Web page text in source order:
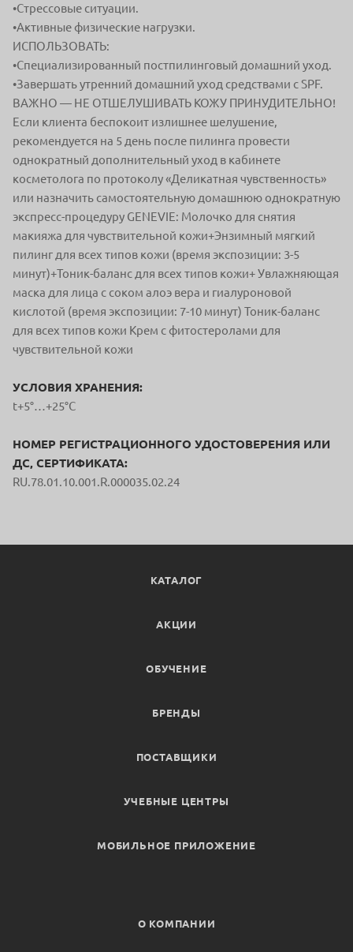
•Стрессовые ситуации.
•Активные физические нагрузки.
ИСПОЛЬЗОВАТЬ:
•Специализированный постпилинговый домашний уход.
•Завершать утренний домашний уход средствами с SPF.
ВАЖНО — НЕ ОТШЕЛУШИВАТЬ КОЖУ ПРИНУДИТЕЛЬНО!
Если клиента беспокоит излишнее шелушение,
рекомендуется на 5 день после пилинга провести
однократный дополнительный уход в кабинете
косметолога по протоколу «Деликатная чувственность»
или назначить самостоятельную домашнюю однократную
экспресс-процедуру GENEVIE: Молочко для снятия
макияжа для чувствительной кожи+Энзимный мягкий
пилинг для всех типов кожи (время экспозиции: 3-5
минут)+Тоник-баланс для всех типов кожи+ Увлажняющая
маска для лица с соком алоэ вера и гиалуроновой
кислотой (время экспозиции: 7-10 минут) Тоник-баланс
для всех типов кожи Крем с фитостеролами для
чувствительной кожи
УСЛОВИЯ ХРАНЕНИЯ:
t+5°…+25°C
НОМЕР РЕГИСТРАЦИОННОГО УДОСТОВЕРЕНИЯ ИЛИ
ДС, СЕРТИФИКАТА:
RU.78.01.10.001.R.000035.02.24
КАТАЛОГ
АКЦИИ
ОБУЧЕНИЕ
БРЕНДЫ
ПОСТАВЩИКИ
УЧЕБНЫЕ ЦЕНТРЫ
МОБИЛЬНОЕ ПРИЛОЖЕНИЕ
О КОМПАНИИ